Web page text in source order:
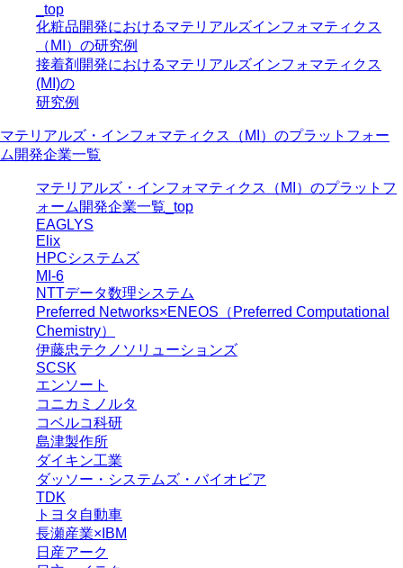
_top
化粧品開発におけるマテリアルズインフォマティクス
（MI）の研究例
接着剤開発におけるマテリアルズインフォマティクス
(MI)の
研究例
マテリアルズ・インフォマティクス（MI）のプラットフォー
ム開発企業一覧
マテリアルズ・インフォマティクス（MI）のプラットフ
ォーム開発企業一覧_top
EAGLYS
Elix
HPCシステムズ
MI-6
NTTデータ数理システム
Preferred Networks×ENEOS（Preferred Computational
Chemistry）
伊藤忠テクノソリューションズ
SCSK
エンソート
コニカミノルタ
コベルコ科研
島津製作所
ダイキン工業
ダッソー・システムズ・バイオビア
TDK
トヨタ自動車
長瀬産業×IBM
日産アーク